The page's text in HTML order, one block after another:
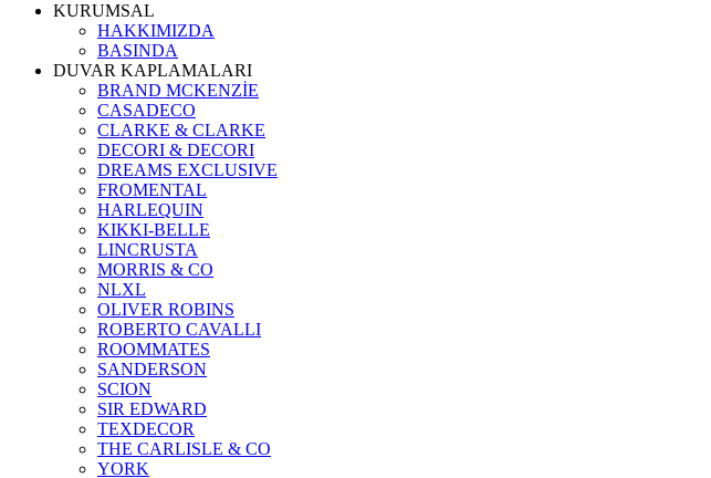
KURUMSAL
HAKKIMIZDA
BASINDA
DUVAR KAPLAMALARI
BRAND MCKENZİE
CASADECO
CLARKE & CLARKE
DECORI & DECORI
DREAMS EXCLUSIVE
FROMENTAL
HARLEQUIN
KIKKI-BELLE
LINCRUSTA
MORRIS & CO
NLXL
OLIVER ROBINS
ROBERTO CAVALLI
ROOMMATES
SANDERSON
SCION
SIR EDWARD
TEXDECOR
THE CARLISLE & CO
YORK